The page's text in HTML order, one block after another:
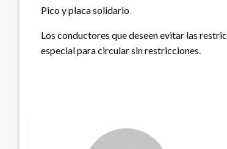
Pico y placa solidario
Los conductores que deseen evitar las
especial para circular sin restricciones.